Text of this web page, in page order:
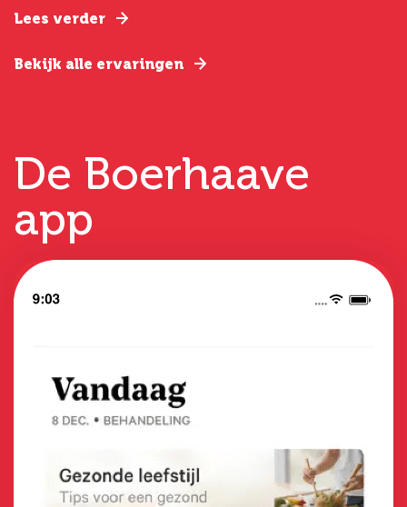
Lees verder
Bekijk alle ervaringen
De Boerhaave
app